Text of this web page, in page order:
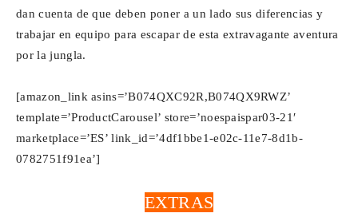
dan cuenta de que deben poner a un lado sus diferencias y
trabajar en equipo para escapar de esta extravagante aventura
por la jungla.
[amazon_link asins=’B074QXC92R,B074QX9RWZ’
template=’ProductCarousel’ store=’noespaispar03-21′
marketplace=’ES’ link_id=’4df1bbe1-e02c-11e7-8d1b-
0782751f91ea’]
EXTRAS